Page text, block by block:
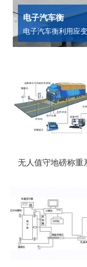
电子汽车衡
电子汽车衡利用应
体上粘贴有应变计
无人值守地磅称重